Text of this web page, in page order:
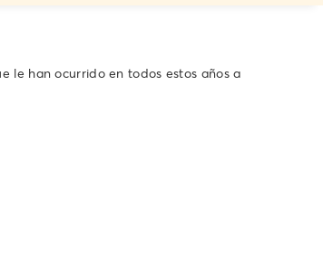
le han ocurrido en todos estos años a